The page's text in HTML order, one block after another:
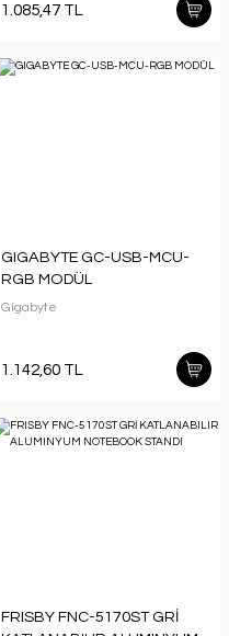
1.085,47 TL
GIGABYTE GC-USB-MCU-
RGB MODÜL
Gigabyte
1.142,60 TL
FRISBY FNC-5170ST GRİ